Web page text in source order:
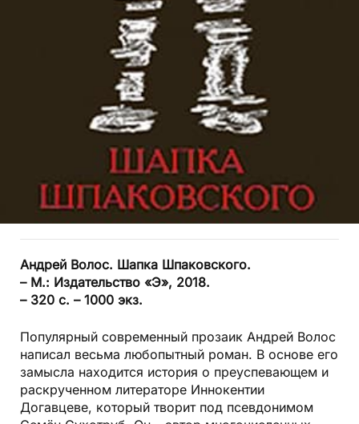
Андрей Волос. Шапка Шпаковского.
– М.: Издательство «Э», 2018.
– 320 с. – 1000 экз.
Популярный современный прозаик Андрей Волос
написал весьма любопытный роман. В основе его
замысла находится история о преуспевающем и
раскрученном литераторе Иннокентии
Догавцеве, который творит под псевдонимом